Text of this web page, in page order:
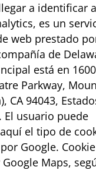
a identificar
es un
web prestado
de
está en 1600
Parkway,
CA 94043,
El usuario puede
el tipo de
Google.
Google Maps,